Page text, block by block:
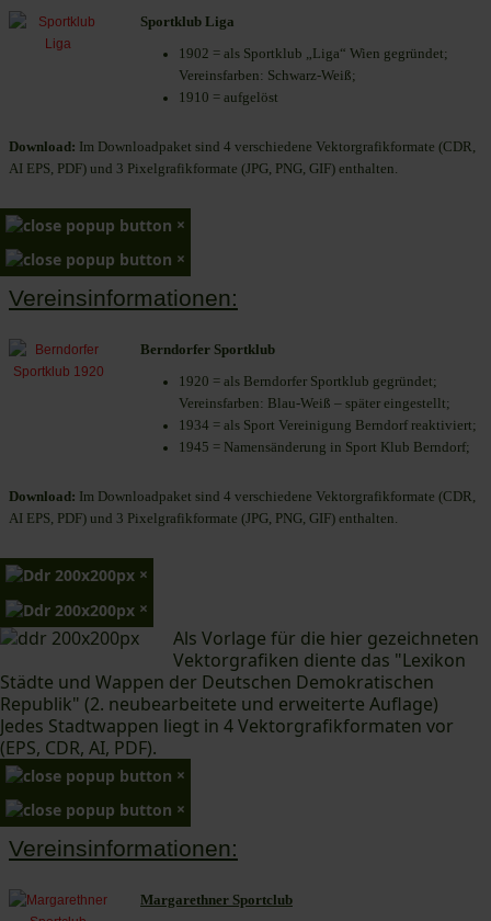
Sportklub Liga
1902 = als Sportklub „Liga“ Wien gegründet;
Vereinsfarben: Schwarz-Weiß;
1910 = aufgelöst
Download: Im Downloadpaket sind 4 verschiedene Vektorgrafikformate (CDR,
AI EPS, PDF) und 3 Pixelgrafikformate (JPG, PNG, GIF) enthalten.
×
×
Vereinsinformationen:
Berndorfer Sportklub
1920 = als Berndorfer Sportklub gegründet;
Vereinsfarben: Blau-Weiß – später eingestellt;
1934 = als Sport Vereinigung Berndorf reaktiviert;
1945 = Namensänderung in Sport Klub Berndorf;
Download: Im Downloadpaket sind 4 verschiedene Vektorgrafikformate (CDR,
AI EPS, PDF) und 3 Pixelgrafikformate (JPG, PNG, GIF) enthalten.
×
×
Als Vorlage für die hier gezeichneten
Vektorgrafiken diente das "Lexikon
Städte und Wappen der Deutschen Demokratischen
Republik" (2. neubearbeitete und erweiterte Auflage)
Jedes Stadtwappen liegt in 4 Vektorgrafikformaten vor
(EPS, CDR, AI, PDF).
×
×
Vereinsinformationen:
Margarethner Sportclub